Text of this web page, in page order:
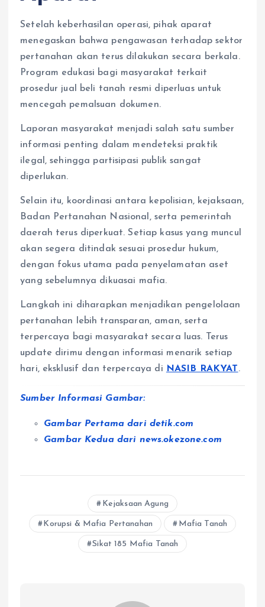
Setelah keberhasilan operasi, pihak aparat
menegaskan bahwa pengawasan terhadap sektor
pertanahan akan terus dilakukan secara berkala.
Program edukasi bagi masyarakat terkait
prosedur jual beli tanah resmi diperluas untuk
mencegah pemalsuan dokumen.
Laporan masyarakat menjadi salah satu sumber
informasi penting dalam mendeteksi praktik
ilegal, sehingga partisipasi publik sangat
diperlukan.
Selain itu, koordinasi antara kepolisian, kejaksaan,
Badan Pertanahan Nasional, serta pemerintah
daerah terus diperkuat. Setiap kasus yang muncul
akan segera ditindak sesuai prosedur hukum,
dengan fokus utama pada penyelamatan aset
yang sebelumnya dikuasai mafia.
Langkah ini diharapkan menjadikan pengelolaan
pertanahan lebih transparan, aman, serta
terpercaya bagi masyarakat secara luas. Terus
update dirimu dengan informasi menarik setiap
hari, eksklusif dan terpercaya di
NASIB RAKYAT.
Sumber Informasi Gambar:
Gambar Pertama dari detik.com
Gambar Kedua dari news.okezone.com
Kejaksaan Agung
Korupsi & Mafia Pertanahan Mafia Tanah
Sikat 185 Mafia Tanah